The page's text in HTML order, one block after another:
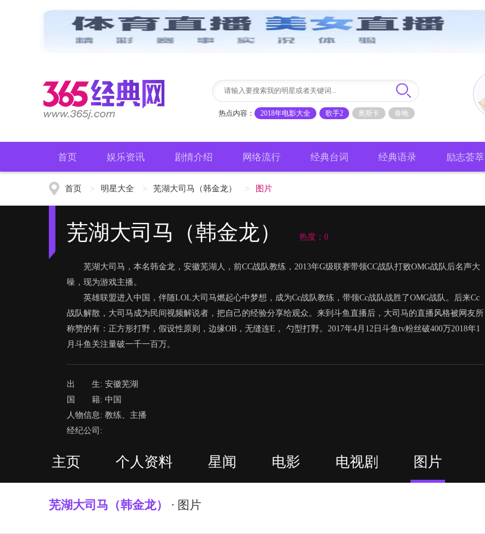
热点内容： 2018年电影大全 歌手2 奥斯卡
春晚
首页 娱乐资讯 剧情介绍 网络流行 经典台词 经典语录 励志荟萃
首页 > 明星大全 > 芜湖大司马（韩金龙） > 图片
芜湖大司马（韩金龙） 热度：0
芜湖大司马，本名韩金龙，安徽芜湖人，前CC战队教练，2013年G级联赛带领CC战队打败OMG战队后名声大
噪，现为游戏主播。
英雄联盟进入中国，伴随LOL大司马燃起心中梦想，成为Cc战队教练，带领Cc战队战胜了OMG战队。后来Cc
战队解散，大司马成为民间视频解说者，把自己的经验分享给观众。来到斗鱼直播后，大司马的直播风格被网友所
称赞的有：正方形打野，假设性原则，边缘OB，无缝连E， 勺型打野。2017年4月12日斗鱼tv粉丝破400万2018年1
月斗鱼关注量破一千一百万。
出 生: 安徽芜湖
国 籍: 中国
人物信息: 教练、主播
经纪公司:
主页 个人资料 星闻 电影 电视剧 图片
芜湖大司马（韩金龙） ⋅ 图片